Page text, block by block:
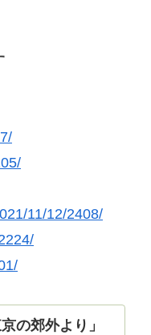
11/12/2408/
の郊外より」